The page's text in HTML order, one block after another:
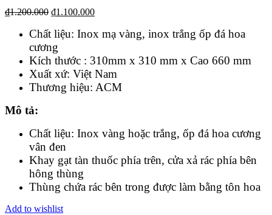
₫1.200.000 ₫1.100.000
Chất liệu: Inox mạ vàng, inox trắng ốp đá hoa
cương
Kích thước : 310mm x 310 mm x Cao 660 mm
Xuất xứ: Việt Nam
Thương hiệu: ACM
Mô tả:
Chất liệu: Inox vàng hoặc trắng, ốp đá hoa cương
vân đen
Khay gạt tàn thuốc phía trên, cửa xả rác phía bên
hông thùng
Thùng chứa rác bên trong được làm bằng tôn hoa
Add to wishlist